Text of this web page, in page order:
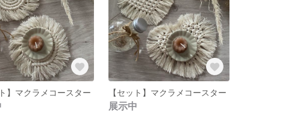
ト】マクラメコースター 【セット】マクラメコースター
展示中